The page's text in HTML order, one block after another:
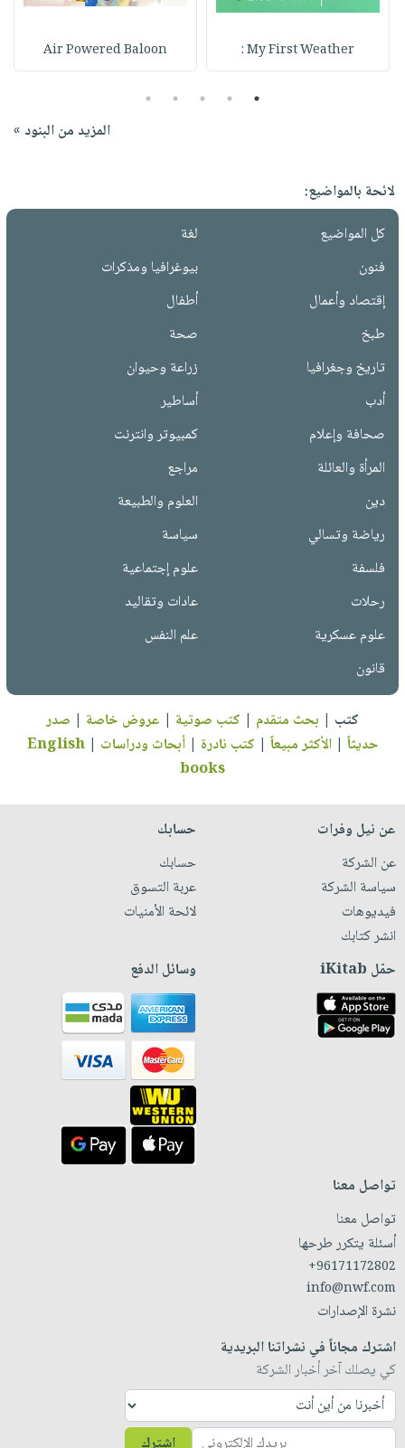
My First Weather :
Air Powered Baloon
1
2
3
4
5
المزيد من البنود »
لائحة بالمواضيع:
كل المواضيع
لغة
فنون
بيوغرافيا ومذكرات
إقتصاد وأعمال
أطفال
طبخ
صحة
تاريخ وجغرافيا
زراعة وحيوان
أدب
أساطير
صحافة وإعلام
كمبيوتر وانترنت
المرأة والعائلة
مراجع
دين
العلوم والطبيعة
رياضة وتسالي
سياسة
فلسفة
علوم إجتماعية
رحلات
عادات وتقاليد
علوم عسكرية
علم النفس
قانون
كتب | بحث متقدم | كتب صوتية | عروض خاصة | صدر
حديثاً |الأكثر مبيعاً | كتب نادرة |أبحاث ودراسات |
English
books
عن نيل وفرات
عن الشركة
سياسة الشركة
فيديوهات
انشر كتابك
حسابك
حسابك
عربة التسوق
لائحة الأمنيات
حمّل iKitab وسائل الدفع
تواصل معنا
تواصل معنا
أسئلة يتكرر طرحها
+96171172802
info@nwf.com
نشرة الإصدارات
اشترك مجاناً في نشراتنا البريدية
كي يصلك آخر أخبار الشركة